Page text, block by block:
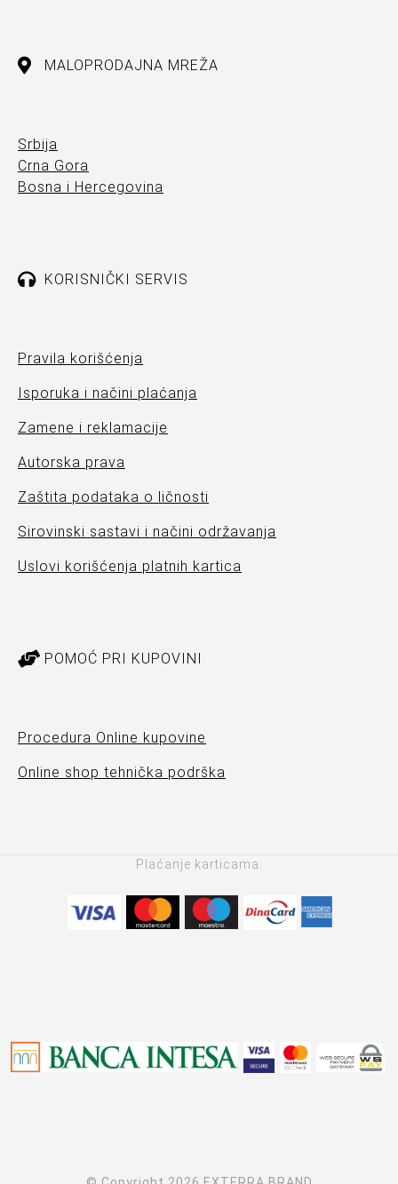
MALOPRODAJNA MREŽA
Srbija
Crna Gora
Bosna i Hercegovina
KORISNIČKI SERVIS
Pravila korišćenja
Isporuka i načini plaćanja
Zamene i reklamacije
Autorska prava
Zaštita podataka o ličnosti
Sirovinski sastavi i načini održavanja
Uslovi korišćenja platnih kartica
POMOĆ PRI KUPOVINI
Procedura Online kupovine
Online shop tehnička podrška
Plaćanje karticama: